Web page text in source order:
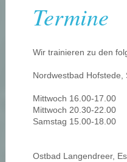
Termine
Wir trainieren zu den
Nordwestbad
Mittwoch 16.00-17.00
Mittwoch 20.30-22.00
Samstag 15.00-18.00
Ostbad Langendreer,